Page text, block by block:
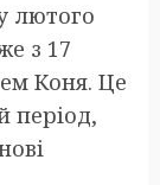
лютого
з 17
Коня. Це
період,